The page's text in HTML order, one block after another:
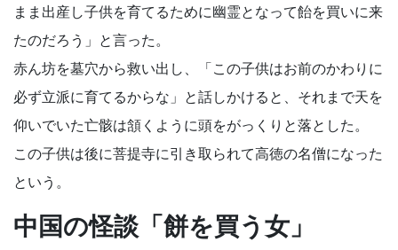
まま出産し子供を育てるために幽霊となって飴を買いに来
たのだろう」と言った。
赤ん坊を墓穴から救い出し、「この子供はお前のかわりに
必ず立派に育てるからな」と話しかけると、それまで天を
仰いでいた亡骸は頷くように頭をがっくりと落とした。
この子供は後に菩提寺に引き取られて高徳の名僧になった
という。
中国の怪談「餅を買う女」